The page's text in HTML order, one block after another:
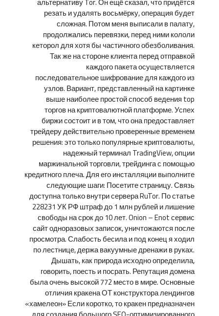
резать и удалять восьмёрку, операция будет
сложная. Потом меня выписали в палату,
продолжались перевязки, перед ними кололи
кеторол для хотя бы частичного обезболивания.
Так же на стороне клиента перед отправкой
каждого пакета осуществляется
последовательное шифрование для каждого из
узлов. Вариант, представленный на картинке
выше наиболее простой способ ведения top
торгов на криптовалютной платформе. Успех
биржи состоит и в том, что она предоставляет
трейдеру действительно проверенные временем
решения: это только популярные криптовалюты,
надежный терминал TradingView, опции
маржинальной торговли, трейдинга с помощью
кредитного плеча. Для его инсталляции выполните
следующие шаги: Посетите страницу. Связь
доступна только внутри сервера RuTor. По статье
228231 УК РФ штраф до 1 млн рублей и лишение
свободы на срок до 10 лет. Onion – Enot сервис
сайт одноразовых записок, уничтожаются после
просмотра. Слабость бесила и под конец я ходил
по лестнице, держа вакуумные дренажи в руках.
Дышать, как природа исходно определила,
говорить, поесть и посрать. Репутация домена
была очень высокой 772 место в мире. Основные
отличия кракена ОТ конструктора лендингов
«хамелеон» Если коротко, то кракен предназначен